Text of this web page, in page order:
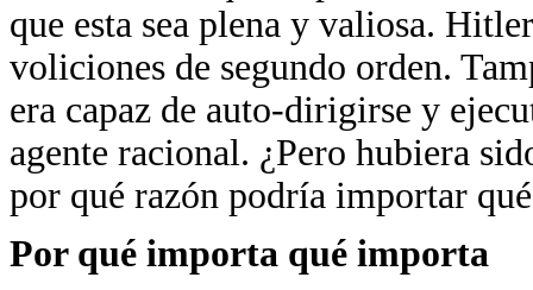
que esta sea plena y valiosa.
voliciones de segundo orden.
era capaz de auto-dirigirse y
agente racional. ¿Pero hubiera
por qué razón podría importar
Por qué importa qué importa